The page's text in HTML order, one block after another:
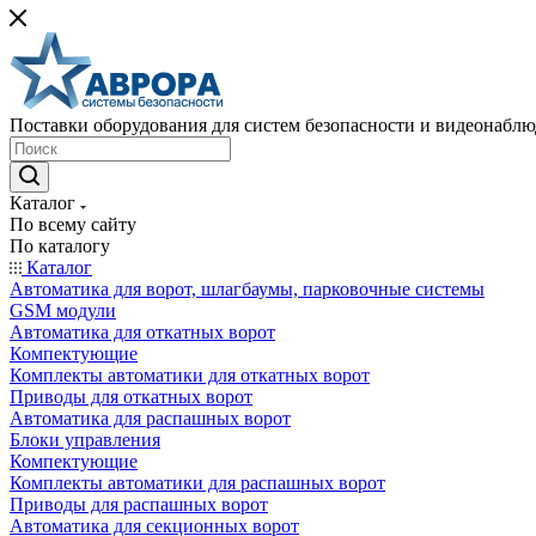
Поставки оборудования для систем безопасности и
Каталог
По всему сайту
По каталогу
Каталог
Автоматика для ворот, шлагбаумы, парковочные системы
GSM модули
Автоматика для откатных ворот
Компектующие
Комплекты автоматики для откатных ворот
Приводы для откатных ворот
Автоматика для распашных ворот
Блоки управления
Компектующие
Комплекты автоматики для распашных ворот
Приводы для распашных ворот
Автоматика для секционных ворот